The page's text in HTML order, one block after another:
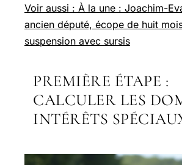
Voir aussi : À la une : Joachim-
ancien député, écope de huit
suspension avec sursis
PREMIÈRE ÉTAPE :
CALCULER LES
INTÉRÊTS